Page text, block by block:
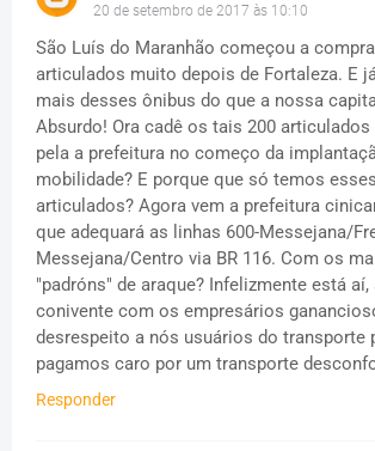
20 de setembro de 2017 às 10:10
São Luís do Maranhão começou a
articulados muito depois de Fortaleza. E
mais desses ônibus do que a nossa
Absurdo! Ora cadê os tais 200 articulados
pela a prefeitura no começo da
mobilidade? E porque que só temos
articulados? Agora vem a prefeitura
que adequará as linhas 600-Messejana/
Messejana/Centro via BR 116. Com os
"padróns" de araque? Infelizmente está
conivente com os empresários
desrespeito a nós usuários do transporte
pagamos caro por um transporte
Responder